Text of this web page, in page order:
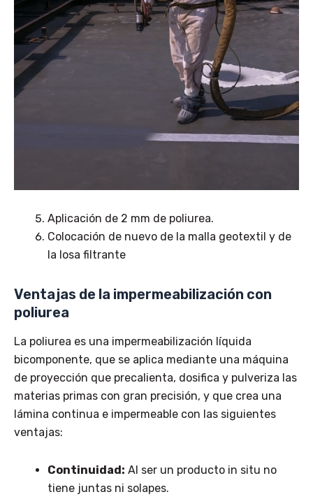
Aplicación de 2 mm de poliurea.
Colocación de nuevo de la malla geotextil y de
la losa filtrante
Ventajas de la impermeabilización con
poliurea
La poliurea es una impermeabilización líquida
bicomponente, que se aplica mediante una máquina
de proyección que precalienta, dosifica y pulveriza las
materias primas con gran precisión, y que crea una
lámina continua e impermeable con las siguientes
ventajas:
Continuidad: Al ser un producto in situ no
tiene juntas ni solapes.